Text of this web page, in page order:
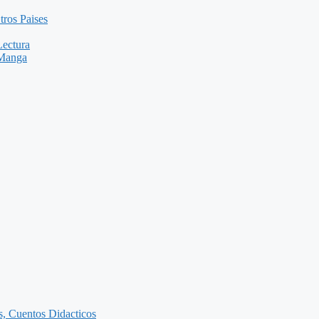
Paises
Cuentos Didacticos